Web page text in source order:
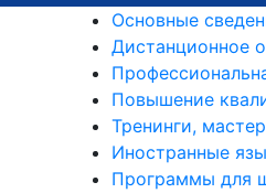
Основные
Дистанционное
Повышение
Тренинги,
Иностранные
Программы для